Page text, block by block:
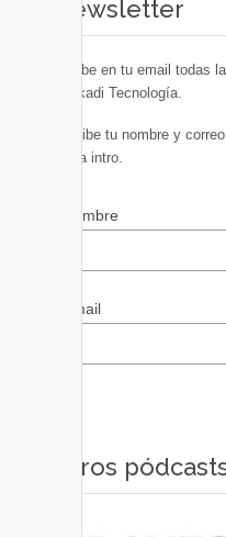
Newsletter
Recibe en tu email todas
Euskadi Tecnología.
Escribe tu nombre y
pulsa intro.
Nombre
Email
Otros